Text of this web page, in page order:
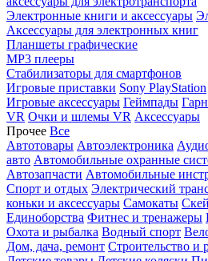
Электронные книги и аксессуары
Аксессуары для электронных книг
Планшеты графические
MP3 плееры
Стабилизаторы для смартфонов
Игровые приставки Sony PlayStation
Игровые аксессуары Геймпады
VR Очки и шлемы VR Аксессуары
Прочее Все
Автотовары Автоэлектроника
авто Автомобильные охранные
Автозапчасти Автомобильные
Спорт и отдых Электрический
коньки и аксессуары Самокаты
Единоборства Фитнес и тренажеры
Охота и рыбалка Водный спорт
Дом, дача, ремонт Строительство и